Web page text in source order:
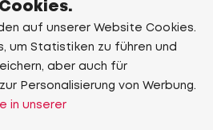
auf unserer Website Cookies.
um Statistiken zu führen und
aber auch für
Personalisierung von Werbung.
in unserer